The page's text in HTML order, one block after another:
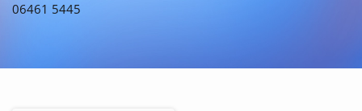
06461 5445